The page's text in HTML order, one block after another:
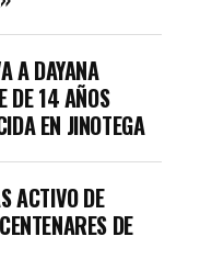
A DAYANA
DE 14 AÑOS
EN JINOTEGA
ACTIVO DE
DE